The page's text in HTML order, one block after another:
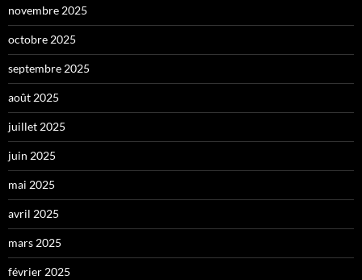
novembre 2025
octobre 2025
septembre 2025
août 2025
juillet 2025
juin 2025
mai 2025
avril 2025
mars 2025
février 2025